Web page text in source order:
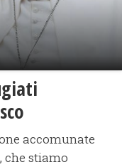
accomunate
che stiamo